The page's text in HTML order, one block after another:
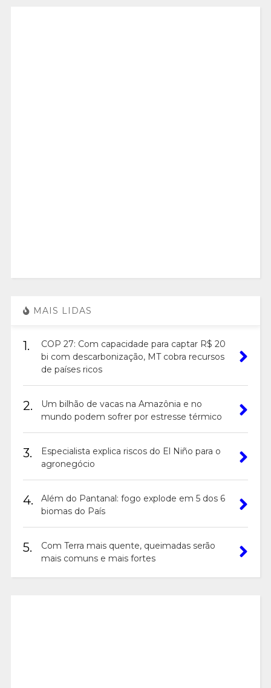
MAIS LIDAS
1.
COP 27: Com capacidade para captar R$ 20
bi com descarbonização, MT cobra recursos
de países ricos
2.
Um bilhão de vacas na Amazônia e no
mundo podem sofrer por estresse térmico
3.
Especialista explica riscos do El Niño para o
agronegócio
4.
Além do Pantanal: fogo explode em 5 dos 6
biomas do País
5.
Com Terra mais quente, queimadas serão
mais comuns e mais fortes